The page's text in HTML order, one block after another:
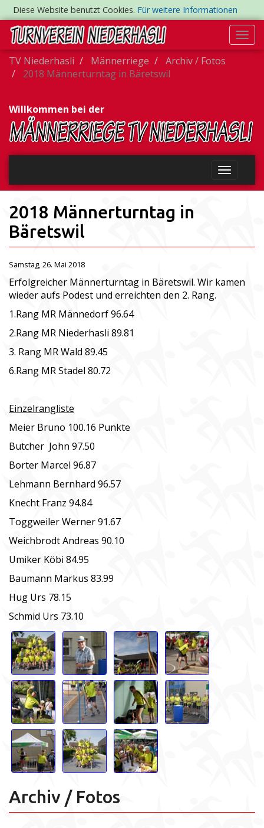
Diese Website benutzt Cookies. Für weitere Informationen
TV Niederhasli
Männerriege
Archiv / Fotos
2018 Männerturntag in Bäretswil
Willkommen bei der
2018 Männerturntag in
Bäretswil
Samstag, 26. Mai 2018
Erfolgreicher Männerturntag in Bäretswil. Wir kamen
wieder aufs Podest und erreichten den 2. Rang.
1.Rang MR Männedorf 96.64
2.Rang MR Niederhasli 89.81
3. Rang MR Wald 89.45
6.Rang MR Stadel 80.72
Einzelrangliste
Meier Bruno 100.16 Punkte
Butcher John 97.50
Borter Marcel 96.87
Lehmann Bernhard 96.57
Knecht Franz 94.84
Toggweiler Werner 91.67
Weichbrodt Andreas 90.10
Umiker Köbi 84.95
Baumann Markus 83.99
Hug Urs 78.15
Schmid Urs 73.10
Archiv / Fotos